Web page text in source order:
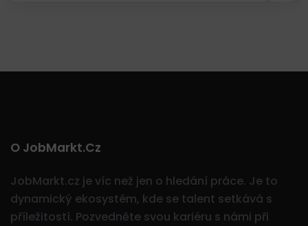
O JobMarkt.cz
JobMarkt.cz je víc než jen o hledání práce. Je to
dynamický ekosystém, kde se talent setkává s
příležitostí. Pozvedněte svou kariéru s námi při